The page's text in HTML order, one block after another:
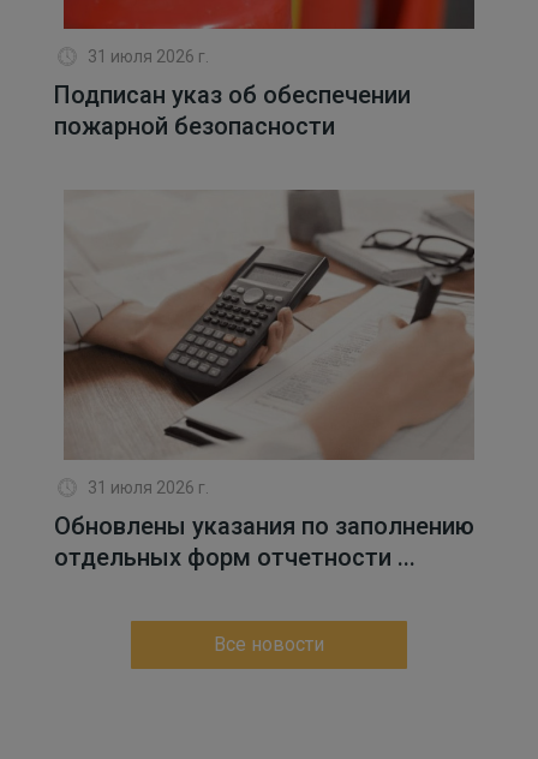
31 июля 2026 г.
Подписан указ об обеспечении
пожарной безопасности
31 июля 2026 г.
Обновлены указания по заполнению
отдельных форм отчетности ...
Все новости